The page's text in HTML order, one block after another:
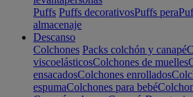
Puffs Puffs decorativosPuffs pera
almacenaje
Descanso
Colchones Packs colchón y canapé
viscoelásticosColchones de muelles
ensacadosColchones enrollados
espumaColchones para bebé